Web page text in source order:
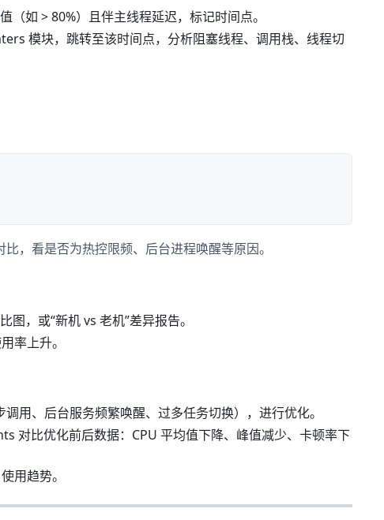
如 > 80%）且伴主线程延迟，标记时间点。
模块，跳转至该时间点，分析阻塞线程、调用栈、线程切
，看是否为热控限频、后台进程唤醒等原因。
，或“新机 vs 老机”差异报告。
率上升。
用、后台服务频繁唤醒、过多任务切换），进行优化。
对比优化前后数据：CPU 平均值下降、峰值减少、卡顿率下
用趋势。